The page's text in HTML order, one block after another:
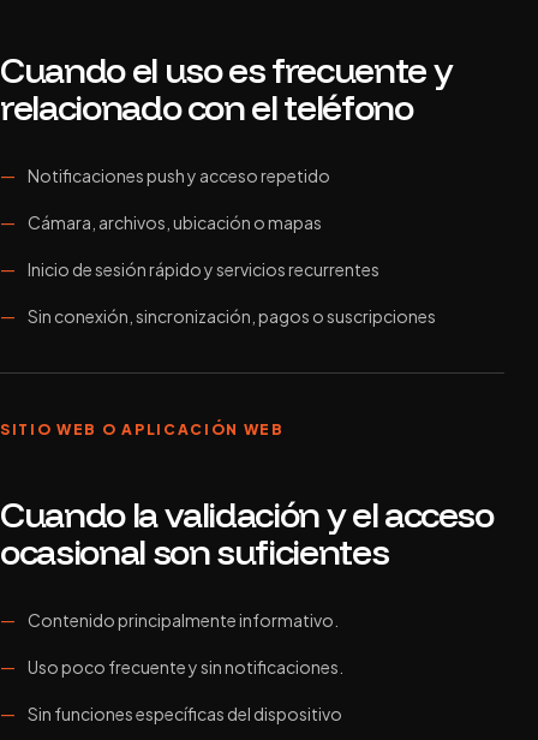
Cuando el uso es frecuente y
relacionado con el teléfono
Notificaciones push y acceso repetido
Cámara, archivos, ubicación o mapas
Inicio de sesión rápido y servicios recurrentes
Sin conexión, sincronización, pagos o suscripciones
SITIO WEB O APLICACIÓN WEB
Cuando la validación y el acceso
ocasional son suficientes
Contenido principalmente informativo.
Uso poco frecuente y sin notificaciones.
Sin funciones específicas del dispositivo